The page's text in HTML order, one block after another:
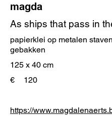
magda
As ships that pass in
papierklei op metalen
gebakken
125 x 40 cm
€
120
https://